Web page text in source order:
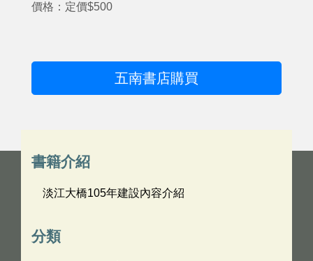
價格：定價$500
五南書店購買
書籍介紹
淡江大橋105年建設內容介紹
分類